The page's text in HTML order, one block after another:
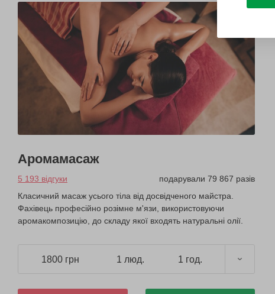
Аромамасаж
5 193 відгуки
подарували 79 867 разів
Класичний масаж усього тіла від досвідченого майстра.
Фахівець професійно розімне м'язи, використовуючи
аромакомпозицію, до складу якої входять натуральні олії.
1800 грн 1 люд. 1 год.